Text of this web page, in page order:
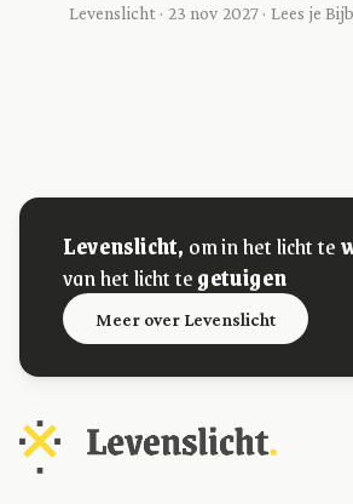
Levenslicht · 23 nov 2027 · Lees je
Levenslicht, om in het licht te
van het licht tegetuigen
Meer over Levenslicht